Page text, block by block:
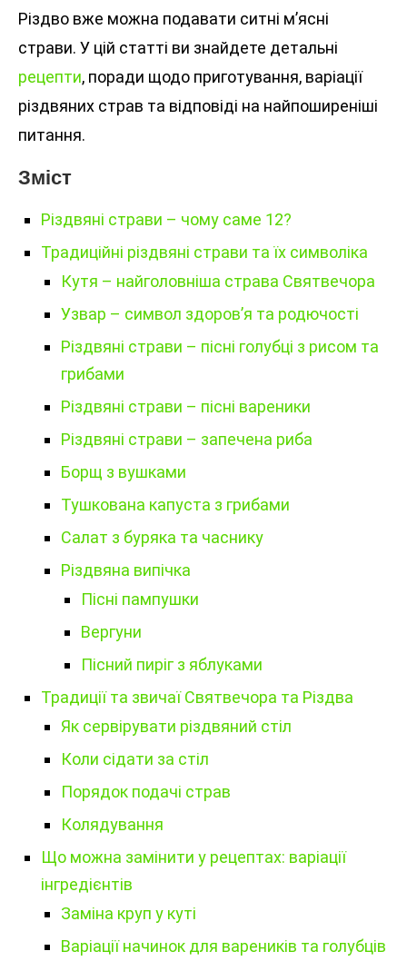
Різдво вже можна подавати ситні м’ясні
страви. У цій статті ви знайдете детальні
рецепти, поради щодо приготування, варіації
різдвяних страв та відповіді на найпоширеніші
питання.
Зміст
Різдвяні страви – чому саме 12?
Традиційні різдвяні страви та їх символіка
Кутя – найголовніша страва Святвечора
Узвар – символ здоров’я та родючості
Різдвяні страви – пісні голубці з рисом та
грибами
Різдвяні страви – пісні вареники
Різдвяні страви – запечена риба
Борщ з вушками
Тушкована капуста з грибами
Салат з буряка та часнику
Різдвяна випічка
Пісні пампушки
Вергуни
Пісний пиріг з яблуками
Традиції та звичаї Святвечора та Різдва
Як сервірувати різдвяний стіл
Коли сідати за стіл
Порядок подачі страв
Колядування
Що можна замінити у рецептах: варіації
інгредієнтів
Заміна круп у куті
Варіації начинок для вареників та голубців